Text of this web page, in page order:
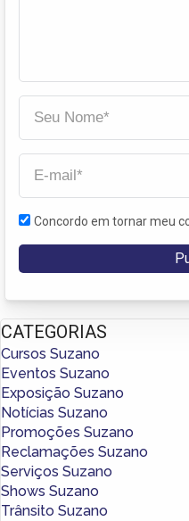
Concordo em tornar meu
CATEGORIAS
Cursos Suzano
Eventos Suzano
Exposição Suzano
Notícias Suzano
Promoções Suzano
Reclamações Suzano
Serviços Suzano
Shows Suzano
Trânsito Suzano